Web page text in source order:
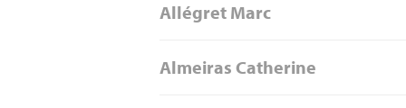
Allégret Marc
Almeiras Catherine